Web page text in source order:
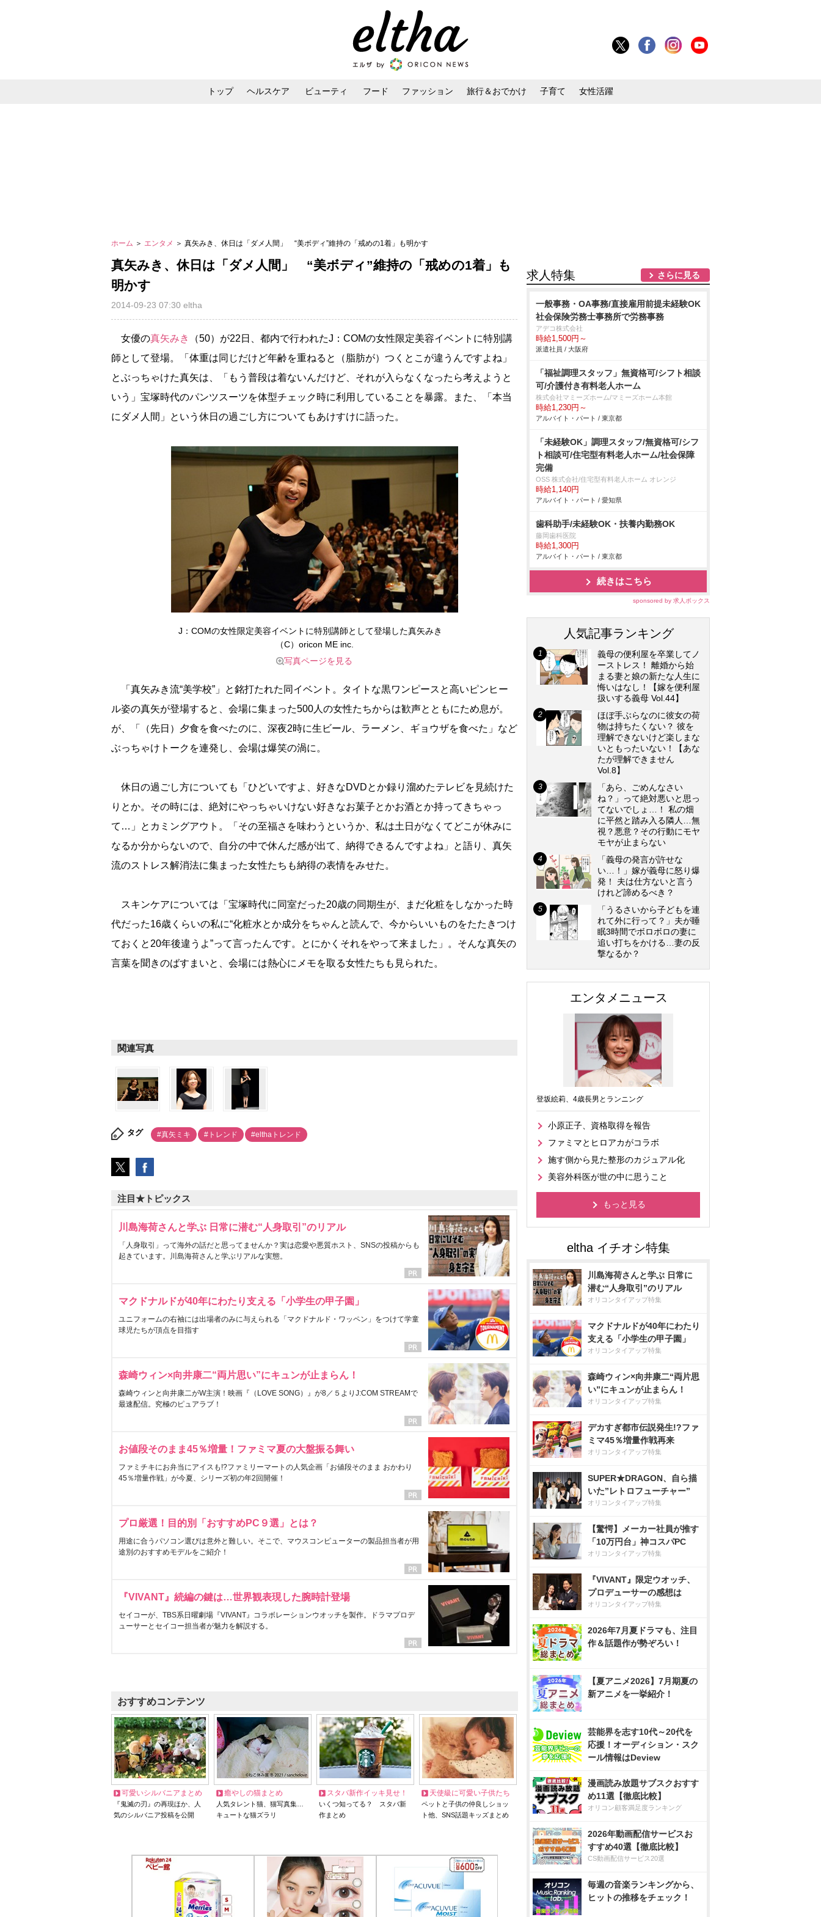
トップ ヘルスケア ビューティ フード ファッション 旅行＆おでかけ 子育て 女性活躍
ホーム ＞ エンタメ ＞ 真矢みき、休日は「ダメ人間」 “美ボディ”維持の「戒めの1着」も明かす
真矢みき、休日は「ダメ人間」 “美ボディ”維持の「戒めの1着」も
明かす
2014-09-23 07:30 eltha
女優の真矢みき
（50）が22日、都内で行われたJ：COMの女性限定美容イベントに特別講
師として登場。「体重は同じだけど年齢を重ねると（脂肪が）つくとこが違うんですよね」
とぶっちゃけた真矢は、「もう普段は着ないんだけど、それが入らなくなったら考えようと
いう」宝塚時代のパンツスーツを体型チェック時に利用していることを暴露。また、「本当
にダメ人間」という休日の過ごし方についてもあけすけに語った。
J：COMの女性限定美容イベントに特別講師として登場した真矢みき
（C）oricon ME inc.
写真ページを見る
「真矢みき流“美学校”」と銘打たれた同イベント。タイトな黒ワンピースと高いピンヒー
ル姿の真矢が登場すると、会場に集まった500人の女性たちからは歓声とともにため息が。
が、「（先日）夕食を食べたのに、深夜2時に生ビール、ラーメン、ギョウザを食べた」など
ぶっちゃけトークを連発し、会場は爆笑の渦に。
休日の過ごし方についても「ひどいですよ、好きなDVDとか録り溜めたテレビを見続けた
りとか。その時には、絶対にやっちゃいけない好きなお菓子とかお酒とか持ってきちゃっ
て…」とカミングアウト。「その至福さを味わうというか、私は土日がなくてどこが休みに
なるか分からないので、自分の中で休んだ感が出て、納得できるんですよね」と語り、真矢
流のストレス解消法に集まった女性たちも納得の表情をみせた。
スキンケアについては「宝塚時代に同室だった20歳の同期生が、まだ化粧をしなかった時
代だった16歳くらいの私に“化粧水とか成分をちゃんと読んで、今からいいものをたたきつけ
ておくと20年後違うよ”って言ったんです。とにかくそれをやって来ました」。そんな真矢の
言葉を聞きのばすまいと、会場には熱心にメモを取る女性たちも見られた。
関連写真
タグ #真矢ミキ #トレンド #elthaトレンド
注目★トピックス
川島海荷さんと学ぶ 日常に潜む“人身取引”のリアル
「人身取引」って海外の話だと思ってませんか？実は恋愛や悪質ホスト、SNSの投稿からも
起きています。川島海荷さんと学ぶリアルな実態。
マクドナルドが40年にわたり支える「小学生の甲子園」
ユニフォームの右袖には出場者のみに与えられる「マクドナルド・ワッペン」をつけて学童
球児たちが頂点を目指す
森崎ウィン×向井康二“両片思い”にキュンが止まらん！
森崎ウィンと向井康二がW主演！映画『（LOVE SONG）』が8／５よりJ:COM STREAMで
最速配信。究極のピュアラブ！
お値段そのまま45％増量！ファミマ夏の大盤振る舞い
ファミチキにお弁当にアイスも!?ファミリーマートの人気企画「お値段そのまま おかわり
45％増量作戦」が今夏、シリーズ初の年2回開催！
プロ厳選！目的別「おすすめPC９選」とは？
用途に合うパソコン選びは意外と難しい。そこで、マウスコンピューターの製品担当者が用
途別のおすすめモデルをご紹介！
『VIVANT』続編の鍵は…世界観表現した腕時計登場
セイコーが、TBS系日曜劇場『VIVANT』コラボレーションウオッチを製作。ドラマプロデ
ューサーとセイコー担当者が魅力を解説する。
おすすめコンテンツ
可愛いシルバニアまとめ
『鬼滅の刃』の再現ほか、人
気のシルバニア投稿を公開
癒やしの猫まとめ
人気タレント猫、猫写真集…
キュートな猫ズラリ
スタバ新作イッキ見せ！
いくつ知ってる？ スタバ新
作まとめ
天使級に可愛い子供たち
ペットと子供の仲良しショッ
ト他、SNS話題キッズまとめ
求人特集 さらに見る
一般事務・OA事務/直接雇用前提未経験OK
社会保険労務士事務所で労務事務
アデコ株式会社
時給1,500円～
派遣社員 / 大阪府
「福祉調理スタッフ」無資格可/シフト相談
可/介護付き有料老人ホーム
株式会社マミーズホーム/マミーズホーム本館
時給1,230円～
アルバイト・パート / 東京都
「未経験OK」調理スタッフ/無資格可/シフ
ト相談可/住宅型有料老人ホーム/社会保障
完備
OSS 株式会社/住宅型有料老人ホーム オレンジ
時給1,140円
アルバイト・パート / 愛知県
歯科助手/未経験OK・扶養内勤務OK
藤岡歯科医院
時給1,300円
アルバイト・パート / 東京都
続きはこちら
sponsored by 求人ボックス
人気記事ランキング
義母の便利屋を卒業してノ
ーストレス！ 離婚から始
まる妻と娘の新たな人生に
悔いはなし！【嫁を便利屋
扱いする義母 Vol.44】
ほぼ手ぶらなのに彼女の荷
物は持ちたくない？ 彼を
理解できないけど楽しまな
いともったいない！【あな
たが理解できません
Vol.8】
「あら、ごめんなさい
ね？」って絶対悪いと思っ
てないでしょ…！ 私の畑
に平然と踏み入る隣人…無
視？悪意？その行動にモヤ
モヤが止まらない
「義母の発言が許せな
い…！」嫁が義母に怒り爆
発！ 夫は仕方ないと言う
けれど諦めるべき？
「うるさいから子どもを連
れて外に行って？」夫が睡
眠3時間でボロボロの妻に
追い打ちをかける…妻の反
撃なるか？
エンタメニュース
登坂絵莉、4歳長男とランニング
小原正子、資格取得を報告
ファミマとヒロアカがコラボ
施す側から見た整形のカジュアル化
美容外科医が世の中に思うこと
もっと見る
川島海荷さんと学ぶ 日常に
潜む“人身取引”のリアル
オリコンタイアップ特集
マクドナルドが40年にわたり
支える「小学生の甲子園」
オリコンタイアップ特集
森崎ウィン×向井康二“両片思
い”にキュンが止まらん！
オリコンタイアップ特集
デカすぎ都市伝説発生!?ファ
ミマ45％増量作戦再来
オリコンタイアップ特集
SUPER★DRAGON、自ら描
いた”レトロフューチャー”
オリコンタイアップ特集
【驚愕】メーカー社員が推す
「10万円台」神コスパPC
オリコンタイアップ特集
『VIVANT』限定ウオッチ、
プロデューサーの感想は
オリコンタイアップ特集
2026年7月夏ドラマも、注目
作＆話題作が勢ぞろい！
【夏アニメ2026】7月期夏の
新アニメを一挙紹介！
芸能界を志す10代～20代を
応援！オーディション・スク
ール情報はDeview
漫画読み放題サブスクおすす
め11選【徹底比較】
オリコン顧客満足度ランキング
2026年動画配信サービスお
すすめ40選【徹底比較】
CS動画配信サービス20選
毎週の音楽ランキングから、
ヒットの推移をチェック！